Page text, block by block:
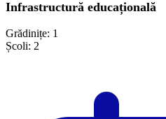
Infrastructură educațională
Grădinițe: 1
Școli: 2